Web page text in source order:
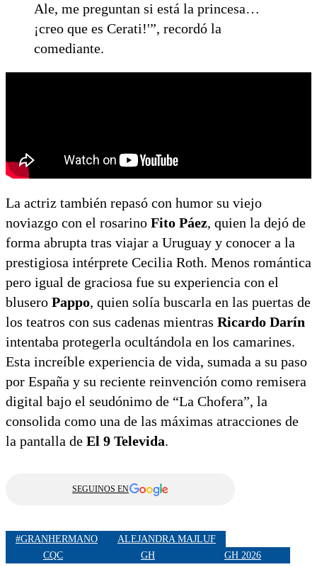
Ale, me preguntan si está la princesa…
¡creo que es Cerati!'”, recordó la
comediante.
La actriz también repasó con humor su viejo
noviazgo con el rosarino Fito Páez, quien la dejó de
forma abrupta tras viajar a Uruguay y conocer a la
prestigiosa intérprete Cecilia Roth. Menos romántica
pero igual de graciosa fue su experiencia con el
blusero Pappo, quien solía buscarla en las puertas de
los teatros con sus cadenas mientras Ricardo Darín
intentaba protegerla ocultándola en los camarines.
Esta increíble experiencia de vida, sumada a su paso
por España y su reciente reinvención como remisera
digital bajo el seudónimo de “La Chofera”, la
consolida como una de las máximas atracciones de
la pantalla de El 9 Televida.
SEGUINOS EN
#GRANHERMANO
ALEJANDRA MAJLUF
CQC
GH GH 2026